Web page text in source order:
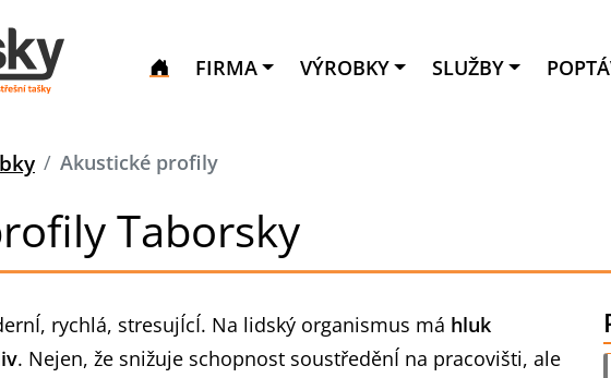
FIRMA VÝROBKY SLUŽBY
Akustické profily
Taborsky
rychlá, stresujÍcÍ. Na lidský organismus má hluk
. Nejen, že snižuje schopnost soustředěnÍ na pracovišti, ale